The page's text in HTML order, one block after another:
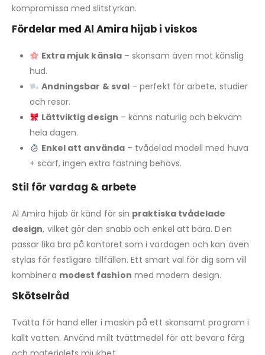
kompromissa med slitstyrkan.
Fördelar med Al Amira hijab i viskos
Extra mjuk känsla– skonsam även mot känslig
hud.
Andningsbar & sval– perfekt för arbete, studier
och resor.
Lättviktig design – känns naturlig och bekväm
hela dagen.
Enkel att använda– tvådelad modell med huva
+ scarf, ingen extra fästning behövs.
Stil för vardag & arbete
Al Amira hijab är känd för sin praktiska tvådelade
design, vilket gör den snabb och enkel att bära. Den
passar lika bra på kontoret som i vardagen och kan även
stylas för festligare tillfällen. Ett smart val för dig som vill
kombinera modest fashion med modern design.
Skötselråd
Tvätta för hand eller i maskin på ett skonsamt program i
kallt vatten. Använd milt tvättmedel för att bevara färg